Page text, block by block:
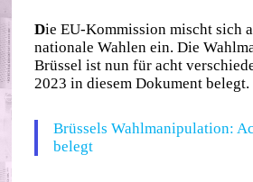
Die EU-Kommission mischt sich
nationale Wahlen ein. Die
Brüssel ist nun für acht
2023 in diesem Dokument belegt.
Brüssels Wahlmanipulation:
belegt